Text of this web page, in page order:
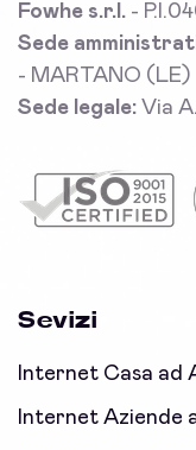
Fowhe s.r.l. -
Sede
- MARTANO (LE)
Sede legale: Via
Sevizi
Internet Casa ad
Internet Aziende